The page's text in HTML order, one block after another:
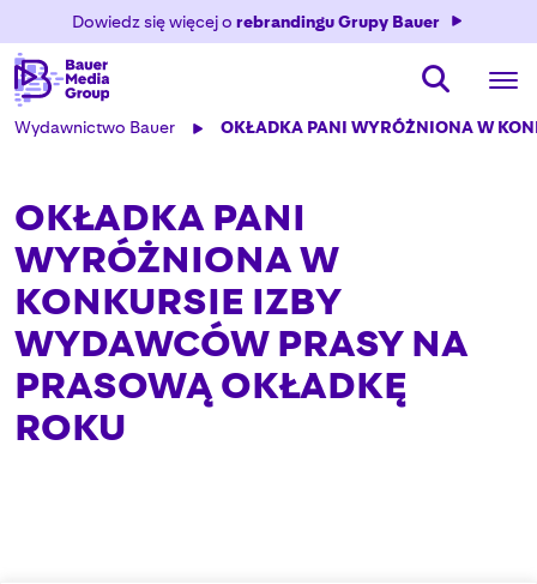
Dowiedz się więcej o rebrandingu Grupy Bauer
Wydawnictwo Bauer OKŁADKA PANI WYRÓŻNIONA W
OKŁADKA PANI
WYRÓŻNIONA W
KONKURSIE IZBY
WYDAWCÓW PRASY NA
PRASOWĄ OKŁADKĘ
ROKU